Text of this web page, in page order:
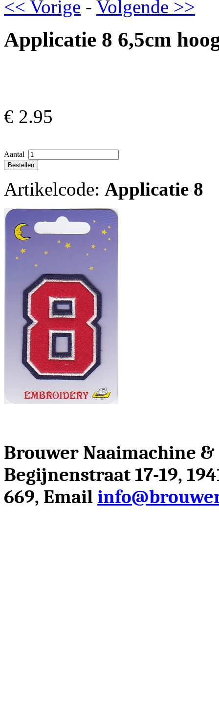
<< Vorige - Volgende >>
Applicatie 8 6,5cm
€ 2.95
Aantal
Artikelcode: Applicatie 8
Brouwer Naaimachine
Begijnenstraat 17-19,
669, Email